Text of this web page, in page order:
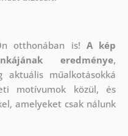
otthonában is! A kép
eredménye,
műalkotásokká
motívumok közül, és
amelyeket csak nálunk